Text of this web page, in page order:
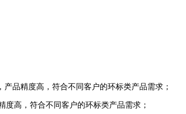
品精度高，符合不同客户的环标类产品需求；
高，符合不同客户的环标类产品需求；